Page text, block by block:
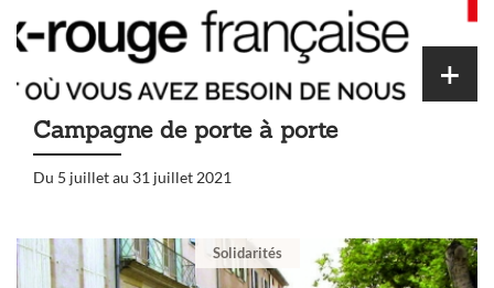
Campagne de porte à porte
Du 5 juillet au 31 juillet 2021
Solidarités